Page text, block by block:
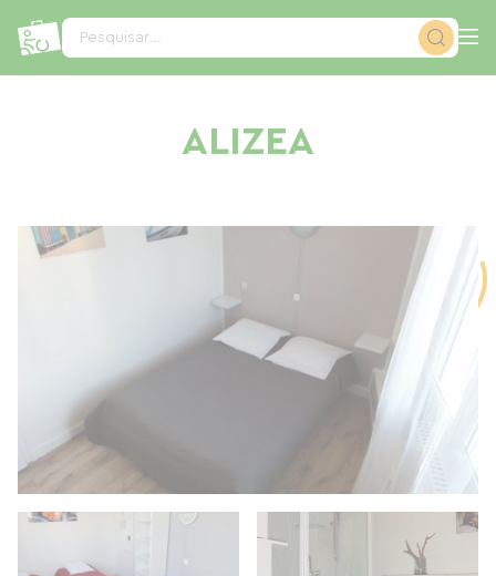
Pesquisar...
ALIZEA
Painel de Gerenciamento de Cookies